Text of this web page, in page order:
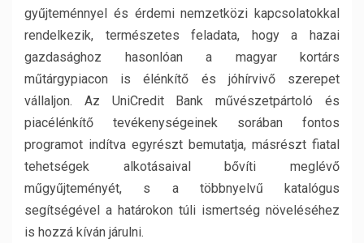
gyűjteménnyel és érdemi nemzetközi kapcsolatokkal
rendelkezik, természetes feladata, hogy a hazai
gazdasághoz hasonlóan a magyar kortárs
műtárgypiacon is élénkítő és jóhírvivő szerepet
vállaljon. Az UniCredit Bank művészetpártoló és
piacélénkítő tevékenységeinek sorában fontos
programot indítva egyrészt bemutatja, másrészt fiatal
tehetségek alkotásaival bővíti meglévő
műgyűjteményét, s a többnyelvű katalógus
segítségével a határokon túli ismertség növeléséhez
is hozzá kíván járulni.